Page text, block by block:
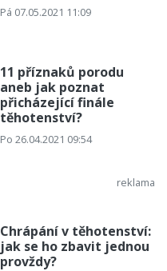
Pá 07.05.2021 11:09
11 příznaků porodu
aneb jak poznat
přicházející finále
těhotenství?
Po 26.04.2021 09:54
Chrápání v těhotenství:
jak se ho zbavit jednou
provždy?